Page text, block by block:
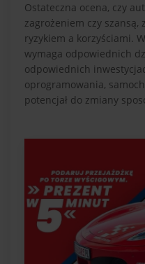
Ostateczna ocena, czy
zagrożeniem czy
ryzykiem a korzyściami.
wymaga odpowiednich
odpowiednich
oprogramowania,
potencjał do zmiany